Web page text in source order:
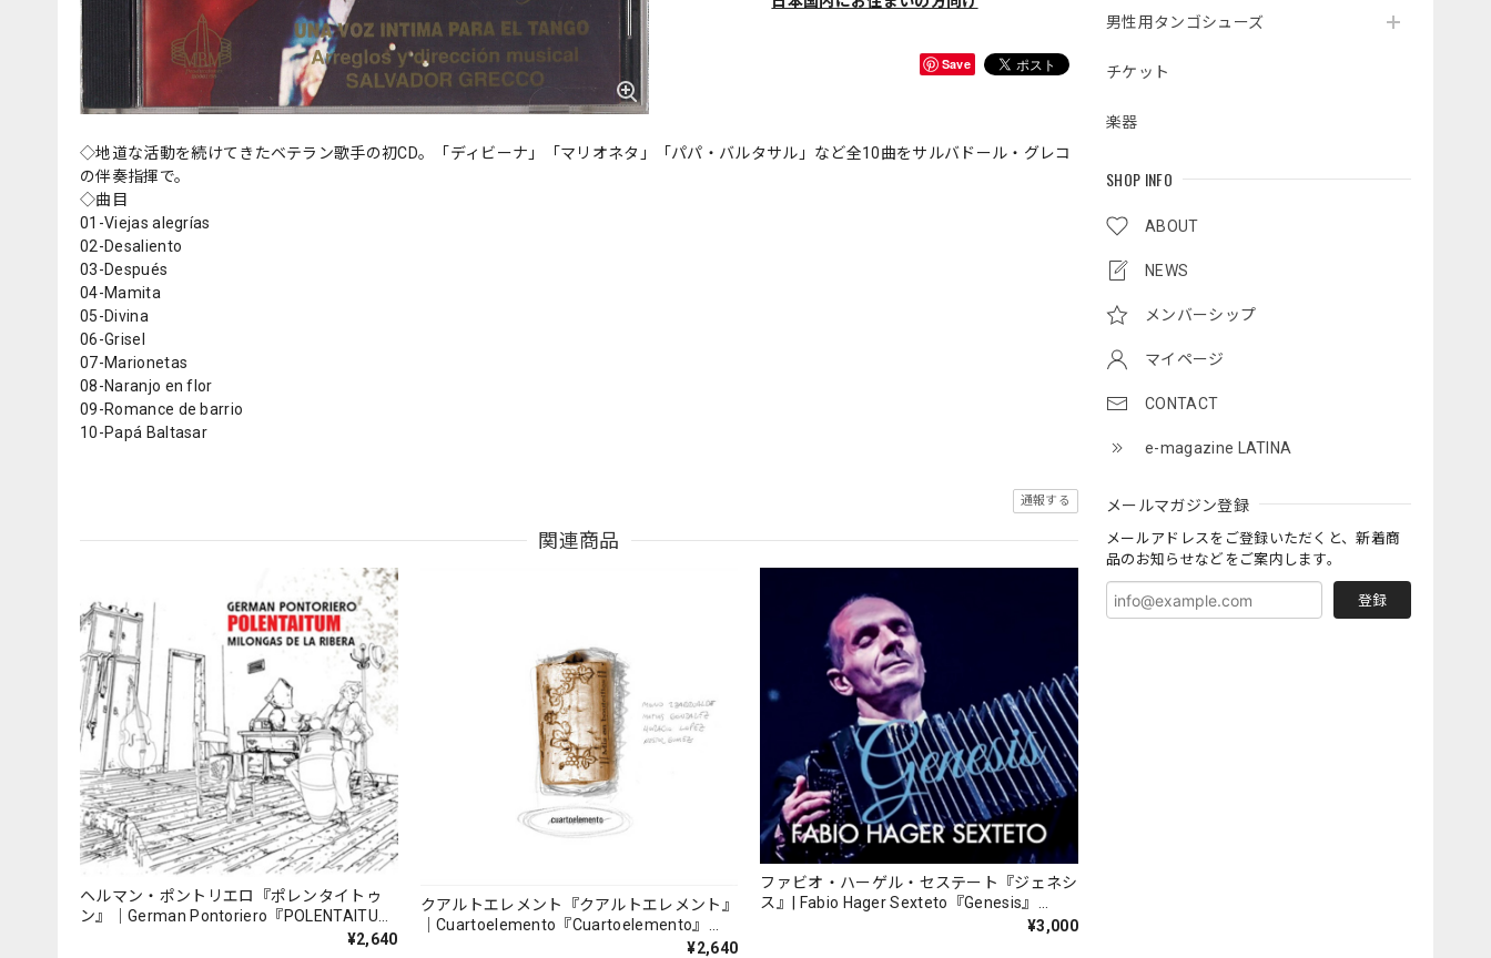
男性用タンゴシューズ
チケット
楽器
SHOP INFO
ABOUT
NEWS
メンバーシップ
マイページ
CONTACT
e-magazine LATINA
メールマガジン登録
メールアドレスをご登録いただくと、新着商
品のお知らせなどをご案内します。
登録
Save
◇地道な活動を続けてきたベテラン歌手の初CD。「ディビーナ」「マリオネタ」「パパ・バルタサル」など全10曲をサルバドール・グレコ
の伴奏指揮で。
◇曲目
01-Viejas alegrías
02-Desaliento
03-Después
04-Mamita
05-Divina
06-Grisel
07-Marionetas
08-Naranjo en flor
09-Romance de barrio
10-Papá Baltasar
通報する
関連商品
ヘルマン・ポントリエロ『ポレンタイトゥ
ン』｜German Pontoriero『POLENTAITUM
¥2,640
クアルトエレメント『クアルトエレメント』
｜Cuartoelemento『Cuartoelemento』
¥2,640
ファビオ・ハーゲル・セステート『ジェネシ
ス』| Fabio Hager Sexteto『Genesis』
¥3,000